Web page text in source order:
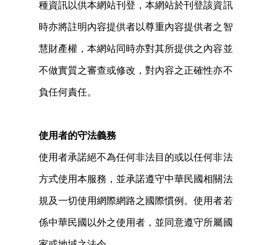
種資訊以供本網站刊登，本網站於刊登該資訊
時亦將註明內容提供者以尊重內容提供者之智
慧財產權，本網站同時亦對其所提供之內容並
不做實質之審查或修改，對內容之正確性亦不
負任何責任。
使用者的守法義務
使用者承諾絕不為任何非法目的或以任何非法
方式使用本服務，並承諾遵守中華民國相關法
規及一切使用網際網路之國際慣例。使用者若
係中華民國以外之使用者，並同意遵守所屬國